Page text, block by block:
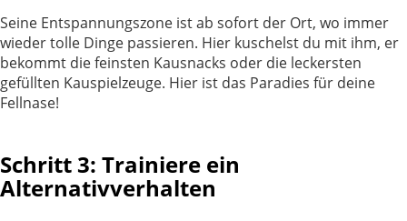
Seine Entspannungszone ist ab sofort der Ort, wo immer
wieder tolle Dinge passieren. Hier kuschelst du mit ihm, er
bekommt die feinsten Kausnacks oder die leckersten
gefüllten Kauspielzeuge. Hier ist das Paradies für deine
Fellnase!
Schritt 3: Trainiere ein
Alternativverhalten